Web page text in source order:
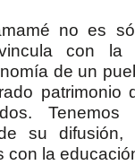
no es
con la
de un
patrimonio
su
la